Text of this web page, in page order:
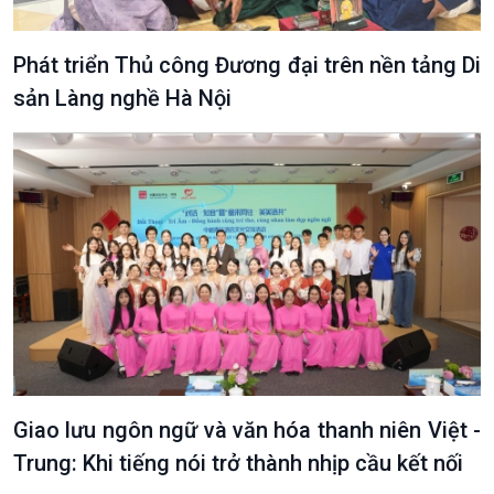
Phát triển Thủ công Đương đại trên nền tảng Di
sản Làng nghề Hà Nội
Giao lưu ngôn ngữ và văn hóa thanh niên Việt -
Trung: Khi tiếng nói trở thành nhịp cầu kết nối